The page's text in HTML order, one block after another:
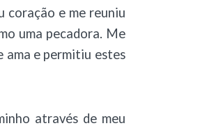
coração e me reuniu
uma pecadora. Me
ama e permitiu estes
através de meu